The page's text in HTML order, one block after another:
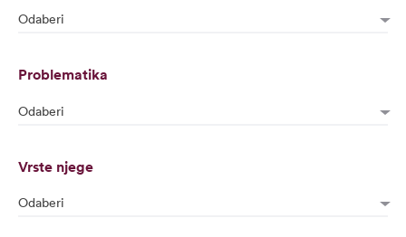
Odaberi
Problematika
Odaberi
Vrste njege
Odaberi